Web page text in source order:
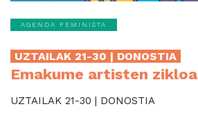
AGENDA FEMINISTA
UZTAILAK 21-30 | DONOSTIA
Emakume artisten zikloa
UZTAILAK 21-30 | DONOSTIA